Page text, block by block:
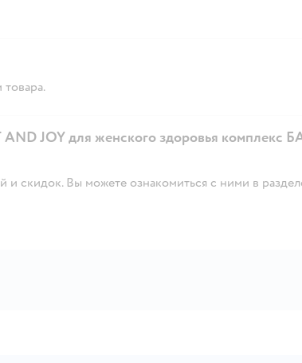
JOY для женского здоровья комплекс
и скидок. Вы можете ознакомиться с ними в